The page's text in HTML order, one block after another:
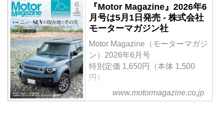
「NEXO（ネッソ）」を発表し
た。
韓国の自動車メーカー
Hyundai（ヒョンデ）が日本市場
へ乗用車で再参入したときに持ち
セルエレクトリックビークル＝燃
料電池電気自動車）のNEXO（ネ
ッソ）である。そのネッソもフル
モデルチェンジして新世代とな
り、2026年春に日本で発売され
『Motor Magazine』2026年6
月号は5月1日発売 - 株式会社
モーターマガジン社
Motor Magazine（モーターマガジ
ン）2026年6月号
特別定価 1,650円（本体 1,500
円）
＜創刊70周年記念特大号＞
【第一特集】ニューSUVの現在地
www.motormagazine.co.jp